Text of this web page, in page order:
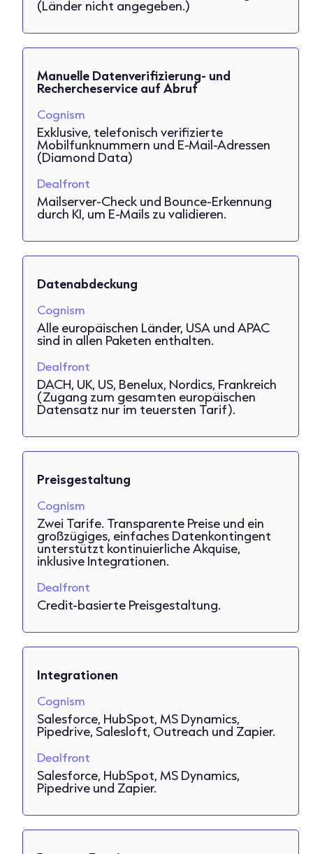
(Länder nicht angegeben.)
Manuelle Datenverifizierung- und
Rechercheservice auf Abruf
Cognism
Exklusive, telefonisch verifizierte
Mobilfunknummern und E-Mail-Adressen
(Diamond Data)
Dealfront
Mailserver-Check und Bounce-Erkennung
durch KI, um E-Mails zu validieren.
Datenabdeckung
Cognism
Alle europäischen Länder, USA und APAC
sind in allen Paketen enthalten.
Dealfront
DACH, UK, US, Benelux, Nordics, Frankreich
(Zugang zum gesamten europäischen
Datensatz nur im teuersten Tarif).
Preisgestaltung
Cognism
Zwei Tarife. Transparente Preise und ein
großzügiges, einfaches Datenkontingent
unterstützt kontinuierliche Akquise,
inklusive Integrationen.
Dealfront
Credit-basierte Preisgestaltung.
Integrationen
Cognism
Salesforce, HubSpot, MS Dynamics,
Pipedrive, Salesloft, Outreach und Zapier.
Dealfront
Salesforce, HubSpot, MS Dynamics,
Pipedrive und Zapier.